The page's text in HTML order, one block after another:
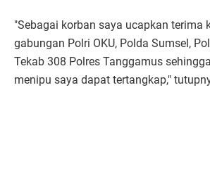
"Sebagai korban saya ucapkan terima
gabungan Polri OKU, Polda Sumsel,
Tekab 308 Polres Tanggamus
menipu saya dapat tertangkap,"